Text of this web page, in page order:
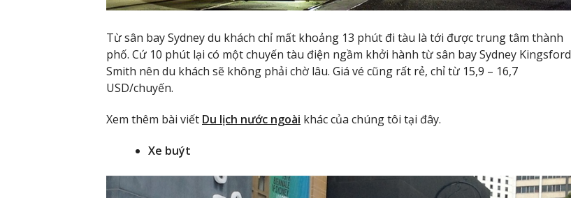
Từ sân bay Sydney du khách chỉ mất khoảng 13 phút đi tàu là tới được trung tâm thành
phố. Cứ 10 phút lại có một chuyến tàu điện ngầm khởi hành từ sân bay Sydney Kingsford
Smith nên du khách sẽ không phải chờ lâu. Giá vé cũng rất rẻ, chỉ từ 15,9 – 16,7
USD/chuyến.
Xem thêm bài viết Du lịch nước ngoài khác của chúng tôi tại đây.
Xe buýt